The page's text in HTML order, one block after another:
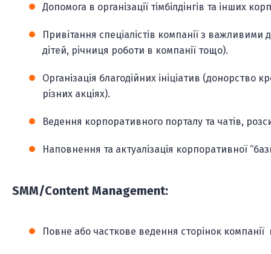
Допомога в організації тімбілдінгів та інших
Привітання спеціалістів компанії з
дітей, річниця роботи в компанії тощо).
Організація благодійних ініціатив (донорство
різних акціях).
Ведення корпоративного порталу та чатів,
Наповнення та актуалізація корпоративної
SMM/Content Management:
Повне або часткове ведення сторінок